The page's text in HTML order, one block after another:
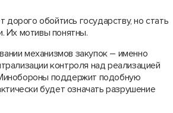
обойтись государству, но стать
Их мотивы понятны.
механизмов закупок – именно
контроля над реализацией
поддержит подобную
будет означать разрушение